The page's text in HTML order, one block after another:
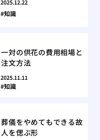
2025.12.22
知識
一対の供花の費用相場と
注文方法
2025.11.11
知識
葬儀をやめてもできる故
人を偲ぶ形